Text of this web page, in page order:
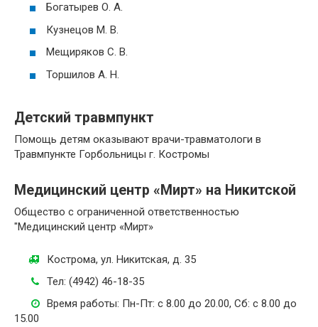
Богатырев О. А.
Кузнецов М. В.
Мещиряков С. В.
Торшилов А. Н.
Детский травмпункт
Помощь детям оказывают врачи-травматологи в
Травмпункте Горбольницы г. Костромы
Медицинский центр «Мирт» на Никитской
Общество с ограниченной ответственностью
"Медицинский центр «Мирт»
Кострома, ул. Никитская, д. 35
Тел: (4942) 46-18-35
Время работы: Пн-Пт: с 8.00 до 20.00, Сб: с 8.00 до
15.00